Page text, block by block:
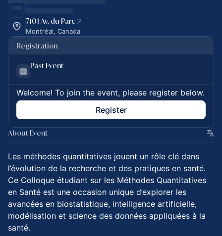
7101 Av. du Parc
Montréal, Canada
Registration
Past Event
Welcome! To join the event, please register below.
Register
About Event
Les méthodes quantitatives jouent un rôle clé dans
l’évolution de la recherche et des pratiques en santé.
Ce Colloque étudiant sur les Méthodes Quantitatives
en Santé est une occasion unique d’explorer les
avancées en biostatistique, intelligence artificielle,
modélisation et science des données appliquées à la
santé.